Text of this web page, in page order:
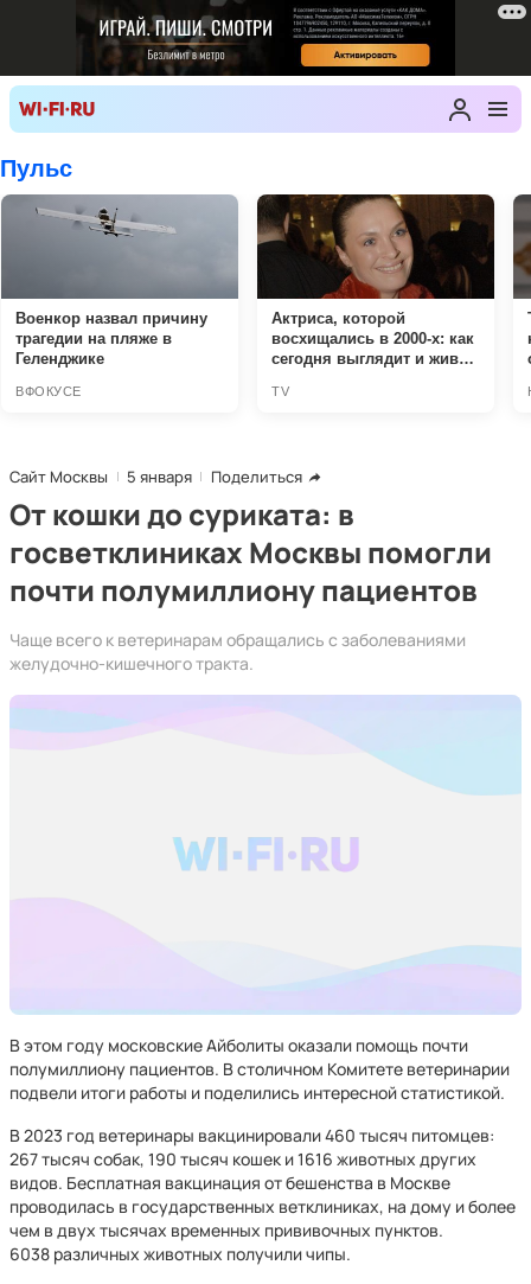
Сайт Москвы 5 января Поделиться
От кошки до суриката: в
госветклиниках Москвы помогли
почти полумиллиону пациентов
Чаще всего к ветеринарам обращались с заболеваниями
желудочно-кишечного тракта.
В этом году московские Айболиты оказали помощь почти
полумиллиону пациентов. В столичном Комитете ветеринарии
подвели итоги работы и поделились интересной статистикой.
В 2023 год ветеринары вакцинировали 460 тысяч питомцев:
267 тысяч собак, 190 тысяч кошек и 1616 животных других
видов. Бесплатная вакцинация от бешенства в Москве
проводилась в государственных ветклиниках, на дому и более
чем в двух тысячах временных прививочных пунктов.
6038 различных животных получили чипы.